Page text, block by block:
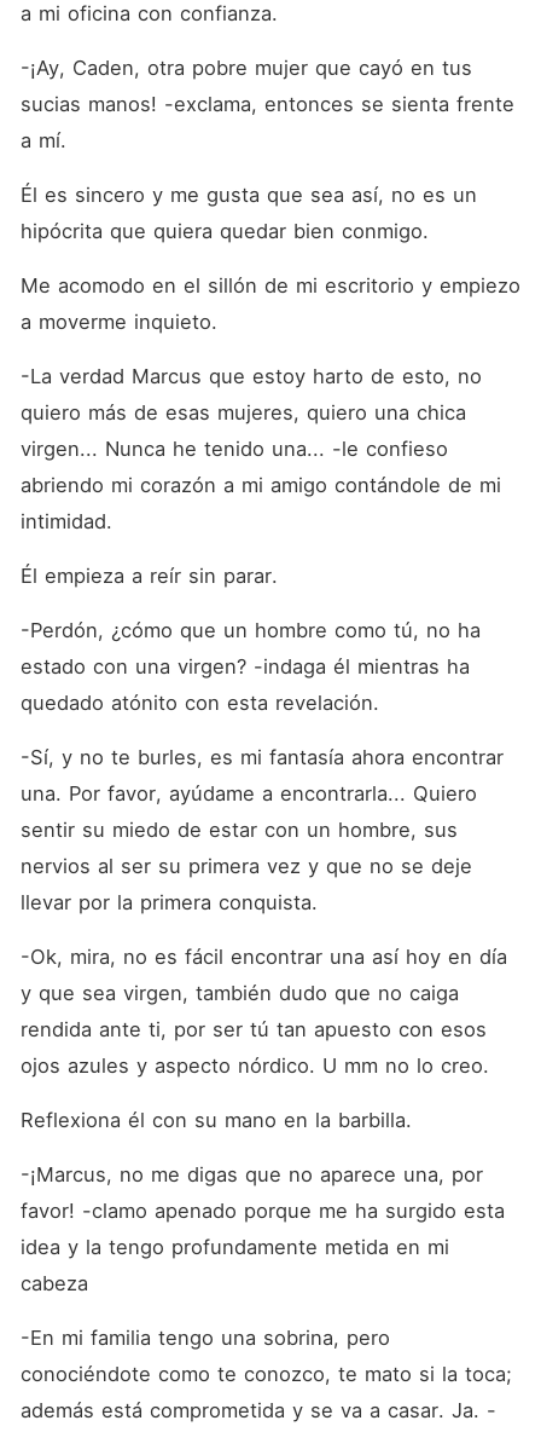
a mi oficina con confianza.
-¡Ay, Caden, otra pobre mujer que cayó en tus
sucias manos! -exclama, entonces se sienta frente
a mí.
Él es sincero y me gusta que sea así, no es un
hipócrita que quiera quedar bien conmigo.
Me acomodo en el sillón de mi escritorio y empiezo
a moverme inquieto.
-La verdad Marcus que estoy harto de esto, no
quiero más de esas mujeres, quiero una chica
virgen... Nunca he tenido una... -le confieso
abriendo mi corazón a mi amigo contándole de mi
intimidad.
Él empieza a reír sin parar.
-Perdón, ¿cómo que un hombre como tú, no ha
estado con una virgen? -indaga él mientras ha
quedado atónito con esta revelación.
-Sí, y no te burles, es mi fantasía ahora encontrar
una. Por favor, ayúdame a encontrarla... Quiero
sentir su miedo de estar con un hombre, sus
nervios al ser su primera vez y que no se deje
llevar por la primera conquista.
-Ok, mira, no es fácil encontrar una así hoy en día
y que sea virgen, también dudo que no caiga
rendida ante ti, por ser tú tan apuesto con esos
ojos azules y aspecto nórdico. U mm no lo creo.
Reflexiona él con su mano en la barbilla.
-¡Marcus, no me digas que no aparece una, por
favor! -clamo apenado porque me ha surgido esta
idea y la tengo profundamente metida en mi
cabeza
-En mi familia tengo una sobrina, pero
conociéndote como te conozco, te mato si la toca;
además está comprometida y se va a casar. Ja. -